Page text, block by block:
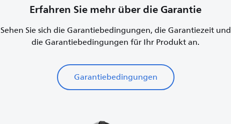
Erfahren Sie mehr über die Garantie
Sehen Sie sich die Garantiebedingungen, die Garantiezeit und
die Garantiebedingungen für Ihr Produkt an.
Garantiebedingungen